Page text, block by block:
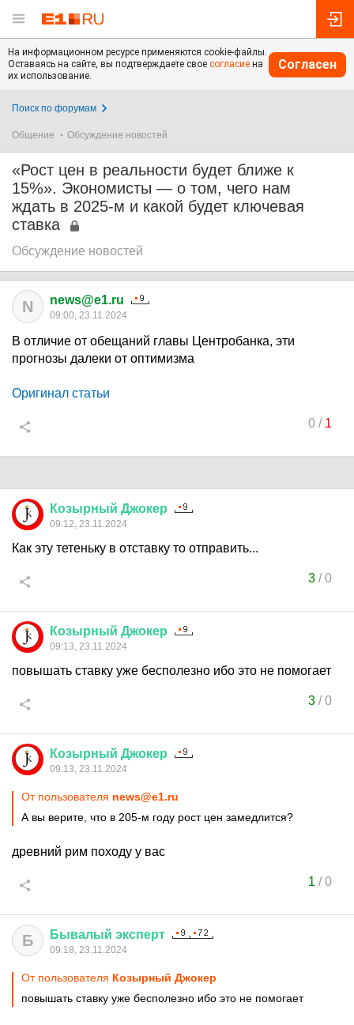
На информационном ресурсе применяются cookie-файлы.
Оставаясь на сайте, вы подтверждаете свое согласие на
их использование.
Согласен
Поиск по форумам
Общение Обсуждение новостей
«Рост цен в реальности будет ближе к
15%». Экономисты — о том, чего нам
ждать в 2025-м и какой будет ключевая
ставка
Обсуждение новостей
N news@e1.ru
09:00, 23.11.2024
В отличие от обещаний главы Центробанка, эти
прогнозы далеки от оптимизма
Оригинал статьи
0/ 1
Козырный Джокер
09:12, 23.11.2024
Как эту тетеньку в отставку то отправить...
3/0
Козырный Джокер
09:13, 23.11.2024
повышать ставку уже бесполезно ибо это не помогает
3/0
Козырный Джокер
09:13, 23.11.2024
От пользователя news@e1.ru
А вы верите, что в 205-м году рост цен замедлится?
древний рим походу у вас
1 /0
Б Бывалый эксперт
09:18, 23.11.2024
От пользователя Козырный Джокер
повышать ставку уже бесполезно ибо это не помогает